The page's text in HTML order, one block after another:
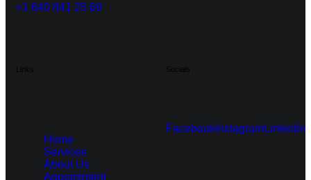
+1 840 841 25 69
Links
Home
Services
About Us
Appointment
Socials
Facebook InstagramLinkedin